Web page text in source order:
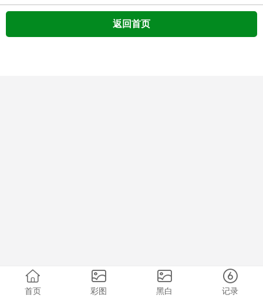
返回首页
首页 彩图 黑白 记录